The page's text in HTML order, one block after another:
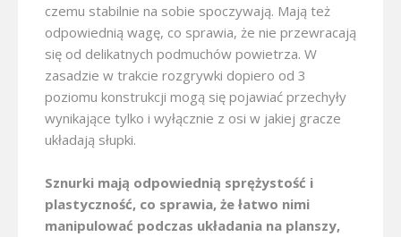
czemu stabilnie na sobie spoczywają. Mają też
odpowiednią wagę, co sprawia, że nie przewracają
się od delikatnych podmuchów powietrza. W
zasadzie w trakcie rozgrywki dopiero od 3
poziomu konstrukcji mogą się pojawiać przechyły
wynikające tylko i wyłącznie z osi w jakiej gracze
układają słupki.
Sznurki mają odpowiednią sprężystość i
plastyczność, co sprawia, że łatwo nimi
manipulować podczas układania na planszy,